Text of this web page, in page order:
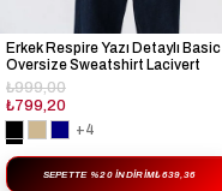
Erkek Respire Yazı Detaylı Basic
Oversize Sweatshirt Lacivert
₺799,20
₺999,00
+4
SEPETTE %20 İNDIRIM₺639,36